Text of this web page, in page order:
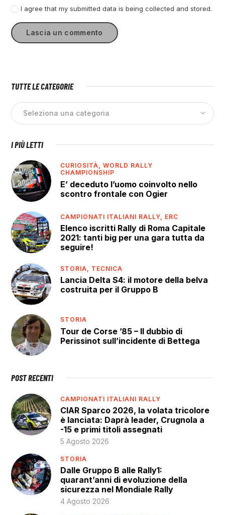
I agree that my submitted data is being collected and stored.
TUTTE LE CATEGORIE
I PIÙ LETTI
CURIOSITÀ,WORLD RALLY
CHAMPIONSHIP
E’ deceduto l’uomo coinvolto nello
scontro frontale con Ogier
CAMPIONATI ITALIANI RALLY, ERC
Elenco iscritti Rally di Roma Capitale
2021: tanti big per una gara tutta da
seguire!
STORIA, TECNICA
Lancia Delta S4: il motore della belva
costruita per il Gruppo B
STORIA
Tour de Corse ’85 – Il dubbio di
Perissinot sull’incidente di Bettega
POST RECENTI
CAMPIONATI ITALIANI RALLY
CIAR Sparco 2026, la volata tricolore
è lanciata: Daprà leader, Crugnola a
-15 e primi titoli assegnati
5 Agosto 2026
STORIA
Dalle Gruppo B alle Rally1:
quarant’anni di evoluzione della
sicurezza nel Mondiale Rally
4 Agosto 2026